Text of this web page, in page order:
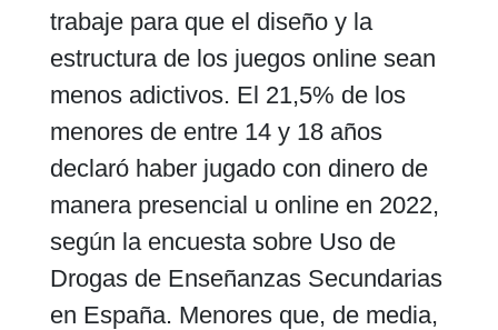
trabaje para que el diseño y la
estructura de los juegos online sean
menos adictivos. El 21,5% de los
menores de entre 14 y 18 años
declaró haber jugado con dinero de
manera presencial u online en 2022,
según la encuesta sobre Uso de
Drogas de Enseñanzas Secundarias
en España. Menores que, de media,